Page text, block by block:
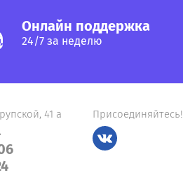
Онлайн поддержка
24/7 за неделю
41 а Присоединяйтесь!